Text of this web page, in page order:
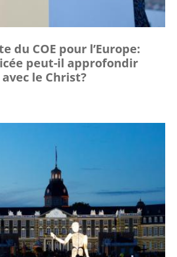
du COE pour l’Europe:
peut-il approfondir
le Christ?